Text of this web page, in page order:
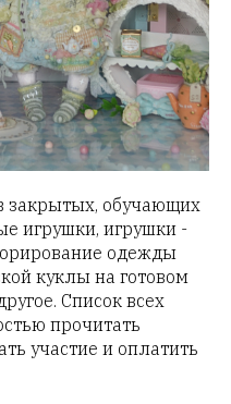
закрытых, обучающих
игрушки, игрушки -
одежды
куклы на готовом
Список всех
прочитать
участие и оплатить